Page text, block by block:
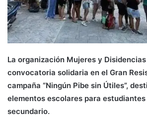
La organización Mujeres y
convocatoria solidaria en el Gran
campaña “Ningún Pibe sin Útiles”,
elementos escolares para
secundario.